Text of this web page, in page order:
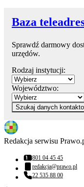
Baza
Sprawdź darmowy
urzędów.
Rodzaj instytucji:
Województwo:
Szukaj danych
Redakcja serwisu
Numer telefonu:
801 04 45 45
Adres email:
redakcja@prawo.pl
Numer telefonu:
22 535 88 00